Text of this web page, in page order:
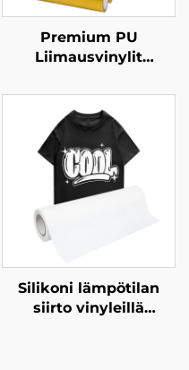
Premium PU
Liimausvinylit
Leikata & Poistaa
Silikoni lämpötilan
siirto vinyleillä